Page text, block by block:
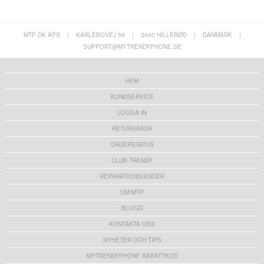
Plånboksfodral med RFID - Röd
OnePlus 13 Anti-Shock Hybrid Skal -
Genomskinlig
151,00 kr
Genomskinlig
90,00 kr
MTP DK APS | KARLEBOVEJ 59 | 3400 HILLERØD | DANMARK
|
SUPPORT@MYTRENDYPHONE.SE
HEM
KUNDSERVICE
LOGGA IN
RETURVAROR
ORDERSTATUS
CLUB TRENDY
REPARATIONSGUIDER
OM MTP
BLOGG
KONTAKTA OSS
NYHETER OCH TIPS
MYTRENDYPHONE RABATTKOD